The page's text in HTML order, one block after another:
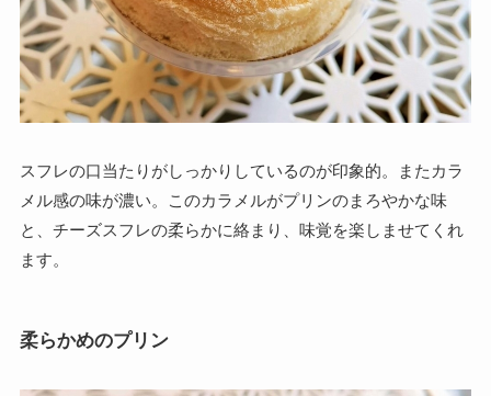
スフレの口当たりがしっかりしているのが印象的。またカラ
メル感の味が濃い。このカラメルがプリンのまろやかな味
と、チーズスフレの柔らかに絡まり、味覚を楽しませてくれ
ます。
柔らかめのプリン